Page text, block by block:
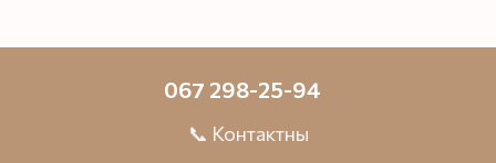
067 298-25-94
📞 Контактны